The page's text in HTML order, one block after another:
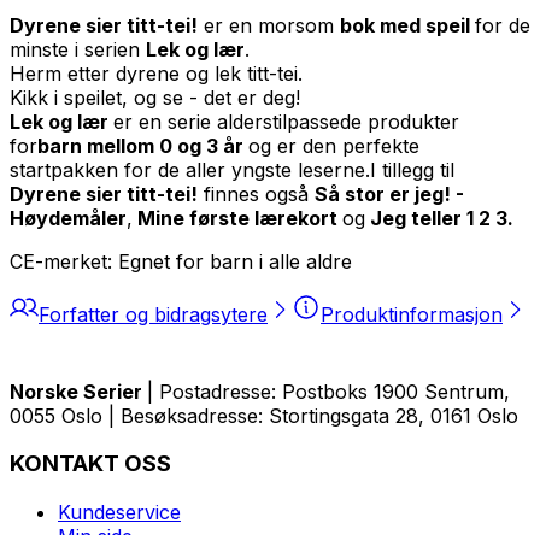
Dyrene sier titt-tei! er en morsom bok med speil for de
minste i serien Lek og lær.
Herm etter dyrene og lek titt-tei.
Kikk i speilet, og se - det er deg!
Lek og lær er en serie alderstilpassede produkter
forbarn mellom 0 og 3 år og er den perfekte
startpakken for de aller yngste leserne.I tillegg til
Dyrene sier titt-tei! finnes også Så stor er jeg! -
Høydemåler, Mine første lærekort og Jeg teller 1 2 3.
CE-merket: Egnet for barn i alle aldre
Forfatter og bidragsytere Produktinformasjon
Norske Serier
| Postadresse: Postboks 1900 Sentrum,
0055 Oslo | Besøksadresse: Stortingsgata 28, 0161 Oslo
KONTAKT OSS
Kundeservice